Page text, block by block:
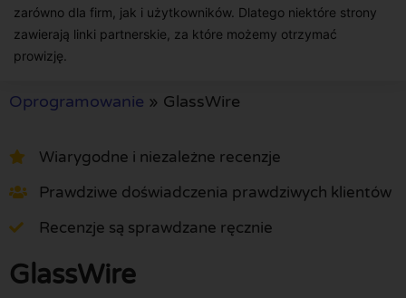
zarówno dla firm, jak i użytkowników. Dlatego niektóre strony
zawierają linki partnerskie, za które możemy otrzymać
prowizję.
Oprogramowanie » GlassWire
Wiarygodne i niezależne recenzje
Prawdziwe doświadczenia prawdziwych klientów
Recenzje są sprawdzane ręcznie
GlassWire